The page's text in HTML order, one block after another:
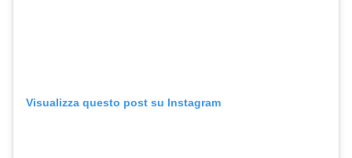
Visualizza questo post su Instagram